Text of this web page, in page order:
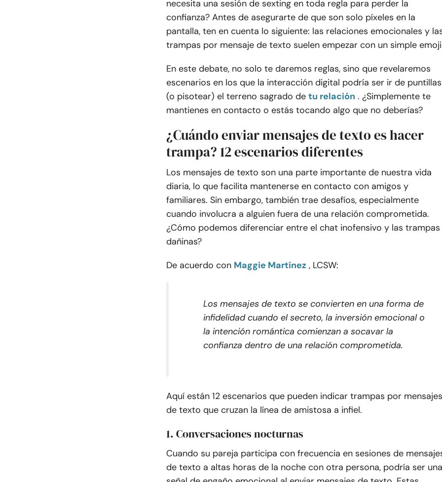
necesita una sesión de sexting en toda regla para perder la
confianza? Antes de asegurarte de que son solo píxeles en la
pantalla, ten en cuenta lo siguiente: las relaciones emocionales y
trampas por mensaje de texto suelen empezar con un simple
En este debate, no solo te daremos reglas, sino que revelaremos
escenarios en los que la interacción digital podría ser ir de puntillas
(o pisotear) el terreno sagrado de tu relación . ¿Simplemente te
mantienes en contacto o estás tocando algo que no deberías?
¿Cuándo enviar mensajes de texto es hacer
trampa? 12 escenarios diferentes
Los mensajes de texto son una parte importante de nuestra vida
diaria, lo que facilita mantenerse en contacto con amigos y
familiares. Sin embargo, también trae desafíos, especialmente
cuando involucra a alguien fuera de una relación comprometida.
¿Cómo podemos diferenciar entre el chat inofensivo y las trampas
dañinas?
De acuerdo con Maggie Martínez , LCSW:
Los mensajes de texto se convierten en una forma de
infidelidad cuando el secreto, la inversión emocional o
la intención romántica comienzan a socavar la
confianza dentro de una relación comprometida.
Aquí están 12 escenarios que pueden indicar trampas por mensajes
de texto que cruzan la línea de amistosa a infiel.
1. Conversaciones nocturnas
Cuando su pareja participa con frecuencia en sesiones de
de texto a altas horas de la noche con otra persona, podría ser una